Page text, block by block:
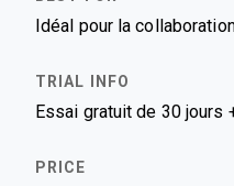
Idéal pour la
Essai gratuit de 30 jours